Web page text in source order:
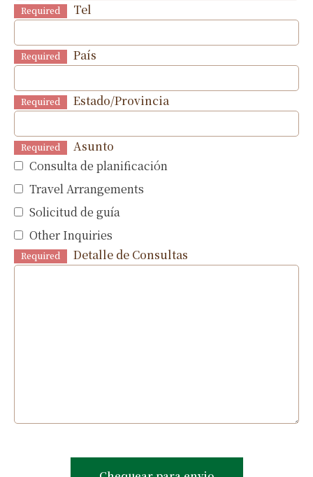
Required Tel
Required País
Required Estado/Provincia
Required
Asunto
Consulta de planificación
Travel Arrangements
Solicitud de guía
Other Inquiries
Required Detalle de Consultas